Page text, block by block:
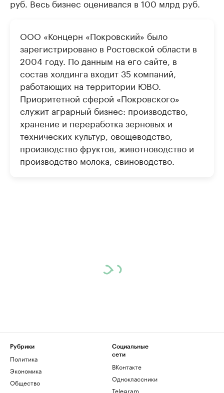
руб. Весь бизнес оценивался в 100 млрд руб.
ООО «Концерн «Покровский» было
зарегистрировано в Ростовской области в
2004 году. По данным на его сайте, в
состав холдинга входит 35 компаний,
работающих на территории ЮВО.
Приоритетной сферой «Покровского»
служит аграрный бизнес: производство,
хранение и переработка зерновых и
технических культур, овощеводство,
производство фруктов, животноводство и
производство молока, свиноводство.
Рубрики
Политика
Экономика
Общество
Социальные
сети
ВКонтакте
Одноклассники
Telegram